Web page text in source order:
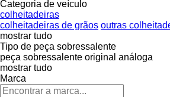
Categoria de veículo
colheitadeiras
colheitadeiras de grãos outras
mostrar tudo
Tipo de peça sobressalente
peça sobressalente original análoga
mostrar tudo
Marca